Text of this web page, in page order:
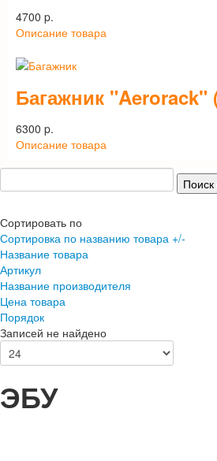
4700 p.
Описание товара
Багажник "Aerorack"
6300 p.
Описание товара
Сортировать по
Сортировка по названию товара +/-
Название товара
Артикул
Название производителя
Цена товара
Порядок
Записей не найдено
ЭБУ